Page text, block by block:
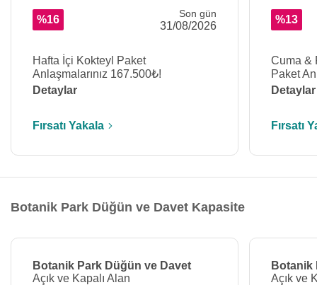
%16 Son gün
31/08/2026
Hafta İçi Kokteyl Paket
Anlaşmalarınız 167.500₺!
Detaylar
Fırsatı Yakala
%13
Cuma &
Paket
Detaylar
Fırsatı
Botanik Park Düğün ve Davet Kapasite
Botanik Park Düğün ve Davet
Açık ve Kapalı Alan
Botanik
Açık ve